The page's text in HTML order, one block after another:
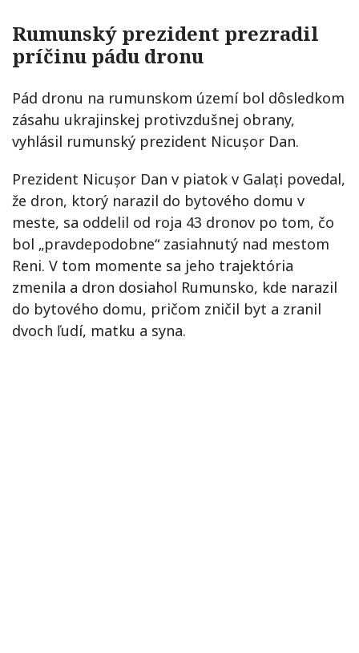
Rumunský prezident prezradil
príčinu pádu dronu
Pád dronu na rumunskom území bol dôsledkom
zásahu ukrajinskej protivzdušnej obrany,
vyhlásil rumunský prezident Nicușor Dan.
Prezident Nicușor Dan v piatok v Galați povedal,
že dron, ktorý narazil do bytového domu v
meste, sa oddelil od roja 43 dronov po tom, čo
bol „pravdepodobne“ zasiahnutý nad mestom
Reni. V tom momente sa jeho trajektória
zmenila a dron dosiahol Rumunsko, kde narazil
do bytového domu, pričom zničil byt a zranil
dvoch ľudí, matku a syna.